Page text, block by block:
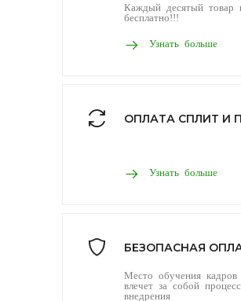
Каждый десятый товар
бесплатно!!!
Узнать больше
ОПЛАТА СПЛИТ И
Узнать больше
БЕЗОПАСНАЯ
Место обучения кадров
влечет за собой процесс
внедрения